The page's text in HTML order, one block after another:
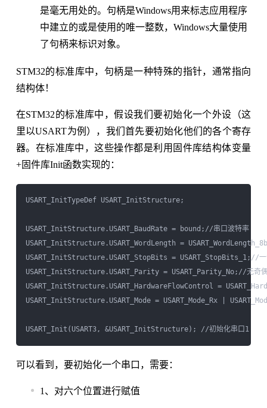
是毫无用处的。句柄是Windows用来标志应用程序
中建立的或是使用的唯一整数，Windows大量使用
了句柄来标识对象。
STM32的标准库中，句柄是一种特殊的指针，通常指向
结构体！
在STM32的标准库中，假设我们要初始化一个外设（这
里以USART为例），我们首先要初始化他们的各个寄存
器。在标准库中，这些操作都是利用固件库结构体变量
+固件库Init函数实现的：
USART_InitTypeDef USART_InitStructure;
USART_InitStructure.USART_BaudRate = bound;//串口波特率
USART_InitStructure.USART_WordLength =
USART_InitStructure.USART_StopBits = USART_StopBits_1;//一
USART_InitStructure.USART_Parity = USART_Parity_No;//无奇
USART_InitStructure.USART_HardwareFlowControl =
USART_InitStructure.USART_Mode = USART_Mode_Rx |
USART_Init(USART3, &USART_InitStructure); //初始化串口1
可以看到，要初始化一个串口，需要：
1、对六个位置进行赋值